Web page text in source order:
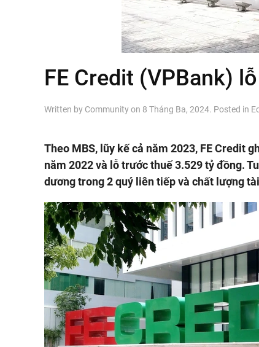
FE Credit (VPBank)
Written by Communityon 8 Tháng Ba, 2024. Posted in
Theo MBS, lũy kế cả năm 2023, FE Credit
năm 2022 và lỗ trước thuế 3.529 tỷ đồng.
dương trong 2 quý liên tiếp và chất lượng